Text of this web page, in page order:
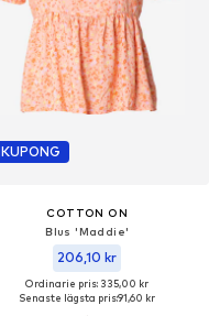
KUPONG
COTTON ON
Blus 'Maddie'
206,10 kr
Ordinarie pris: 335,00 kr
Senaste lägsta pris:91,60 kr